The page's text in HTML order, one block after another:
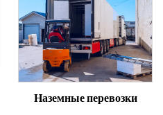
Наземные перевозки